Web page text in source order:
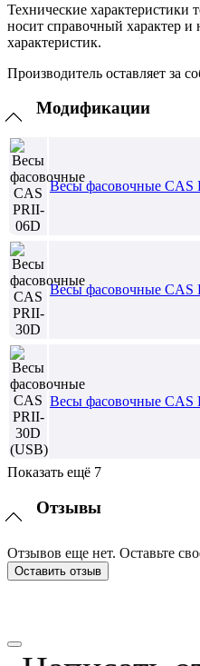
Технические характеристики
носит справочный характер
характеристик.
Производитель оставляет за
Модификации
Весы фасовочные CAS
Весы фасовочные CAS
Весы фасовочные CAS
Показать ещё 7
Отзывы
Отзывов еще нет. Оставьте
Оставить отзыв